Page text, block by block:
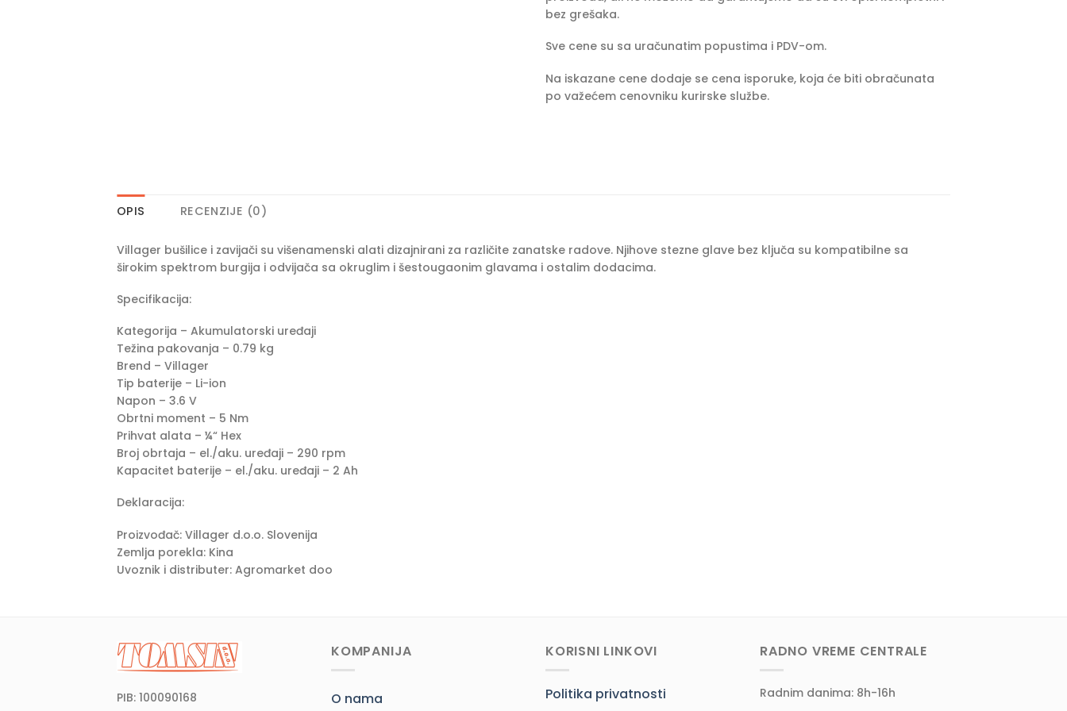
bez grešaka.
Sve cene su sa uračunatim popustima i PDV-om.
Na iskazane cene dodaje se cena isporuke, koja će biti obračunata
po važećem cenovniku kurirske službe.
OPIS RECENZIJE (0)
Villager bušilice i zavijači su višenamenski alati dizajnirani za različite zanatske radove. Njihove stezne glave bez ključa su kompatibilne sa
širokim spektrom burgija i odvijača sa okruglim i šestougaonim glavama i ostalim dodacima.
Specifikacija:
Kategorija – Akumulatorski uređaji
Težina pakovanja – 0.79 kg
Brend – Villager
Tip baterije – Li-ion
Napon – 3.6 V
Obrtni moment – 5 Nm
Prihvat alata – ¼“ Hex
Broj obrtaja – el./aku. uređaji – 290 rpm
Kapacitet baterije – el./aku. uređaji – 2 Ah
Deklaracija:
Proizvođač: Villager d.o.o. Slovenija
Zemlja porekla: Kina
Uvoznik i distributer: Agromarket doo
PIB: 100090168
KOMPANIJA
O nama
KORISNI LINKOVI
Politika privatnosti
RADNO VREME CENTRALE
Radnim danima: 8h-16h